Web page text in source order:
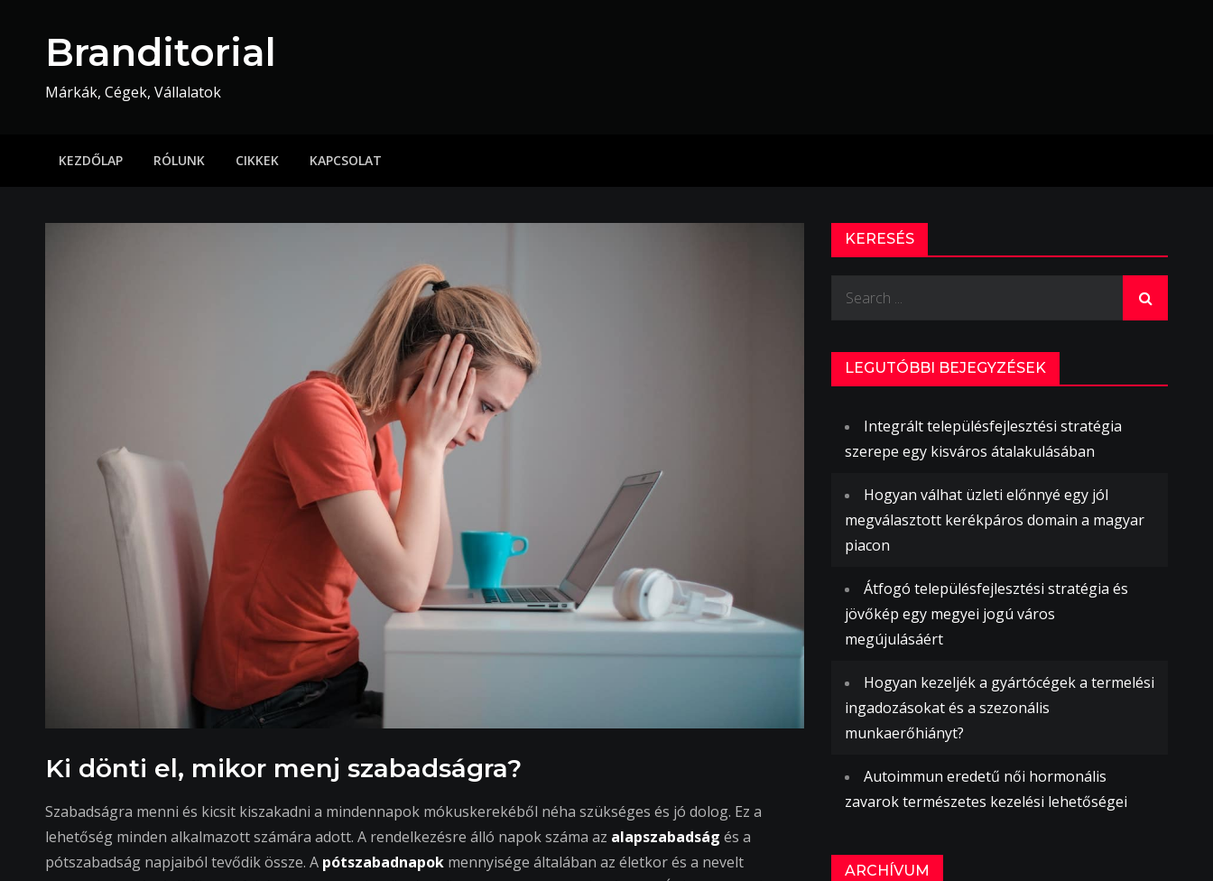
contentBranditorial
Márkák, Cégek, Vállalatok
KEZDŐLAP RÓLUNK CIKKEK KAPCSOLAT
Ki dönti el, mikor menj szabadságra?
Szabadságra menni és kicsit kiszakadni a mindennapok mókuskerekéből néha szükséges és jó dolog. Ez a
lehetőség minden alkalmazott számára adott. A rendelkezésre álló napok száma az alapszabadság és a
pótszabadság napjaiból tevődik össze. A pótszabadnapok mennyisége általában az életkor és a nevelt
KERESÉS
LEGUTÓBBI BEJEGYZÉSEK
Integrált településfejlesztési stratégia
szerepe egy kisváros átalakulásában
Hogyan válhat üzleti előnnyé egy jól
megválasztott kerékpáros domain a magyar
piacon
Átfogó településfejlesztési stratégia és
jövőkép egy megyei jogú város
megújulásáért
Hogyan kezeljék a gyártócégek a termelési
ingadozásokat és a szezonális
munkaerőhiányt?
Autoimmun eredetű női hormonális
zavarok természetes kezelési lehetőségei
ARCHÍVUM